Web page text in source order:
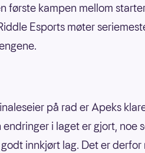
første kampen mellom
Esports møter
på rad er Apeks
endringer i laget er gjort, noe
innkjørt lag. Det er